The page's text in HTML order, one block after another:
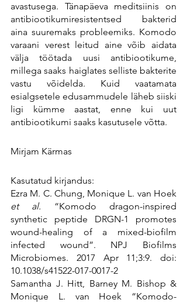
avastusega. Tänapäeva meditsiinis on
antibiootikumiresistentsed bakterid
aina suuremaks probleemiks. Komodo
varaani verest leitud aine võib aidata
välja töötada uusi antibiootikume,
millega saaks haiglates selliste bakterite
vastu võidelda. Kuid vaatamata
esialgsetele edusammudele läheb siiski
ligi kümme aastat, enne kui uut
antibiootikumi saaks kasutusele võtta.
Mirjam Kärmas
Kasutatud kirjandus:
et al. “Komodo dragon-inspired
synthetic peptide DRGN-1 promotes
wound-healing of a mixed-biofilm
infected wound”. NPJ Biofilms
Microbiomes. 2017 Apr 11;3:9. doi:
10.1038/s41522-017-0017-2
Samantha J. Hitt, Barney M. Bishop &
Monique L. van Hoek “Komodo-